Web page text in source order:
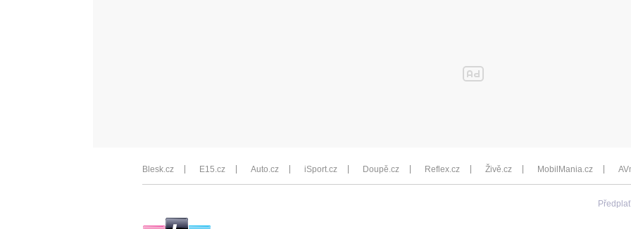
Blesk.cz E15.cz Auto.cz iSport.cz Doupě.cz Reflex.cz Živě.cz MobilMania.cz